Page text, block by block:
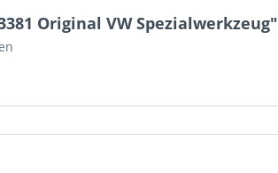
Original VW Spezialwerkzeug"